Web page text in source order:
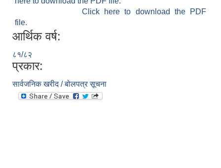
Click here to download the PDF
file.
आर्थिक वर्ष:
८१/८२
प्रकार:
सार्वजनिक खरीद / बोलपत्र सूचना